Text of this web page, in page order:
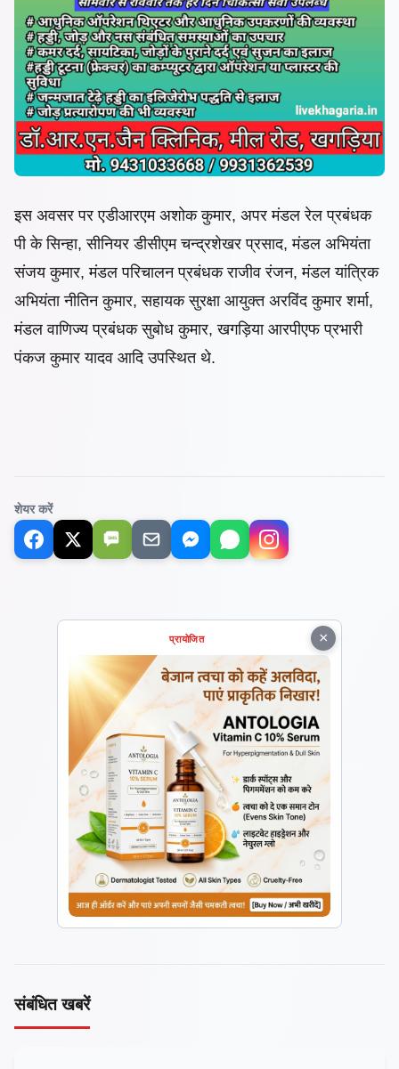
इस अवसर पर एडीआरएम अशोक कुमार, अपर मंडल रेल प्रबंधक
पी के सिन्हा, सीनियर डीसीएम चन्द्रशेखर प्रसाद, मंडल अभियंता
संजय कुमार, मंडल परिचालन प्रबंधक राजीव रंजन, मंडल यांत्रिक
अभियंता नीतिन कुमार, सहायक सुरक्षा आयुक्त अरविंद कुमार शर्मा,
मंडल वाणिज्य प्रबंधक सुबोध कुमार, खगड़िया आरपीएफ प्रभारी
पंकज कुमार यादव आदि उपस्थित थे.
शेयर करें
SMS
×
प्रायोजित
संबंधित खबरें